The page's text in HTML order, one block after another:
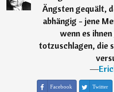
Ängsten gequält,
abhängig - jene
wenn es
totzuschlagen, die
―
Facebook Twitter